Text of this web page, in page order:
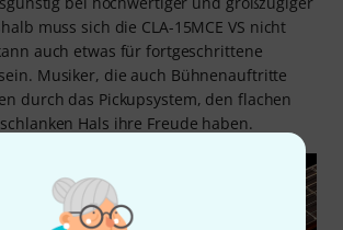
muss sich die CLA-15MCE VS nicht
auch etwas für fortgeschrittene
Musiker, die auch Bühnenauftritte
durch das Pickupsystem, den flachen
Hals ihre Freude haben.